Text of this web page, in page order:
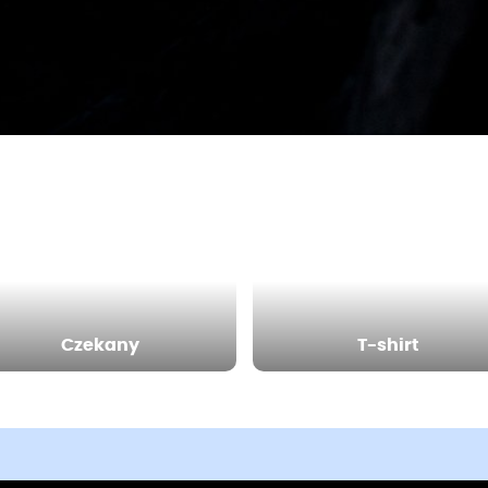
Czekany T-shirt